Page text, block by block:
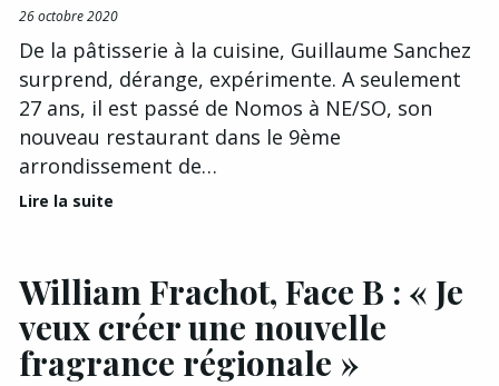
26 octobre 2020
De la pâtisserie à la cuisine, Guillaume Sanchez
surprend, dérange, expérimente. A seulement
27 ans, il est passé de Nomos à NE/SO, son
nouveau restaurant dans le 9ème
arrondissement de…
Lire la suite
William Frachot, Face B : « Je
veux créer une nouvelle
fragrance régionale »